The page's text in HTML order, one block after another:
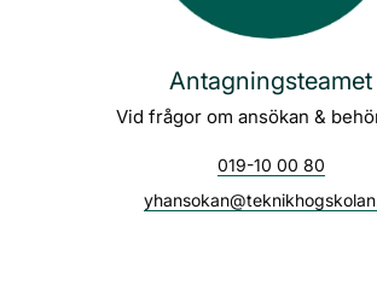
Antagningsteamet
Vid frågor om ansökan &
019-10 00 80